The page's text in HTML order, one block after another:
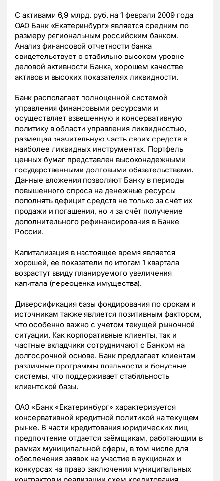
С активами 6,9 млрд. руб. на 1 февраля 2009 года
ОАО Банк «Екатеринбург» является средним по
размеру региональным российским банком.
Анализ финансовой отчетности банка
свидетельствует о стабильно высоком уровне
деловой активности Банка, хорошем качестве
активов и высоких показателях ликвидности.
Банк располагает полноценной системой
управления финансовыми ресурсами и
осуществляет взвешенную и консервативную
политику в области управления ликвидностью,
размещая значительную часть своих средств в
наиболее ликвидных инструментах. Портфель
ценных бумаг представлен высоконадежными
государственными долговыми обязательствами.
Данные вложения позволяют Банку в периоды
повышенного спроса на денежные ресурсы
пополнять дефицит средств не только за счёт их
продажи и погашения, но и за счёт получение
дополнительного рефинансирования в Банке
России.
Капитализация в настоящее время является
хорошей, ее показатели по итогам 1 квартала
возрастут ввиду планируемого увеличения
капитала (переоценка имущества).
Диверсификация базы фондирования по срокам и
источникам также является позитивным фактором,
что особенно важно с учетом текущей рыночной
ситуации. Как корпоративные клиенты, так и
частные вкладчики сотрудничают с Банком на
долгосрочной основе. Банк предлагает клиентам
различные программы лояльности и бонусные
системы, что поддерживает стабильность
клиентской базы.
ОАО «Банк «Екатеринбург» характеризуется
консервативной кредитной политикой на текущем
рынке. В части кредитования юридических лиц
предпочтение отдается заёмщикам, работающим в
рамках муниципальной сферы, в том числе для
обеспечения заявок на участие в аукционах и
конкурсах на право заключения муниципальных